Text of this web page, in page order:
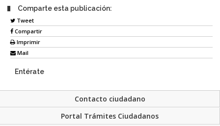
Comparte esta publicación:
Tweet
Compartir
Imprimir
Mail
Entérate
Contacto ciudadano
Portal Trámites Ciudadanos